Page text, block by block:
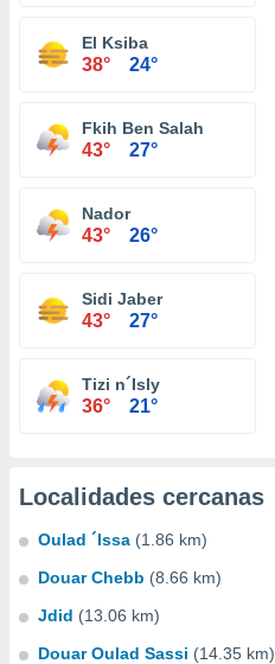
El Ksiba
38° 24°
Fkih Ben Salah
43° 27°
Nador
43° 26°
Sidi Jaber
43° 27°
Tizi n´Isly
36° 21°
Localidades cercanas
Oulad ´lssa (1.86 km)
Douar Chebb (8.66 km)
Jdid (13.06 km)
Douar Oulad Sassi (14.35 km)